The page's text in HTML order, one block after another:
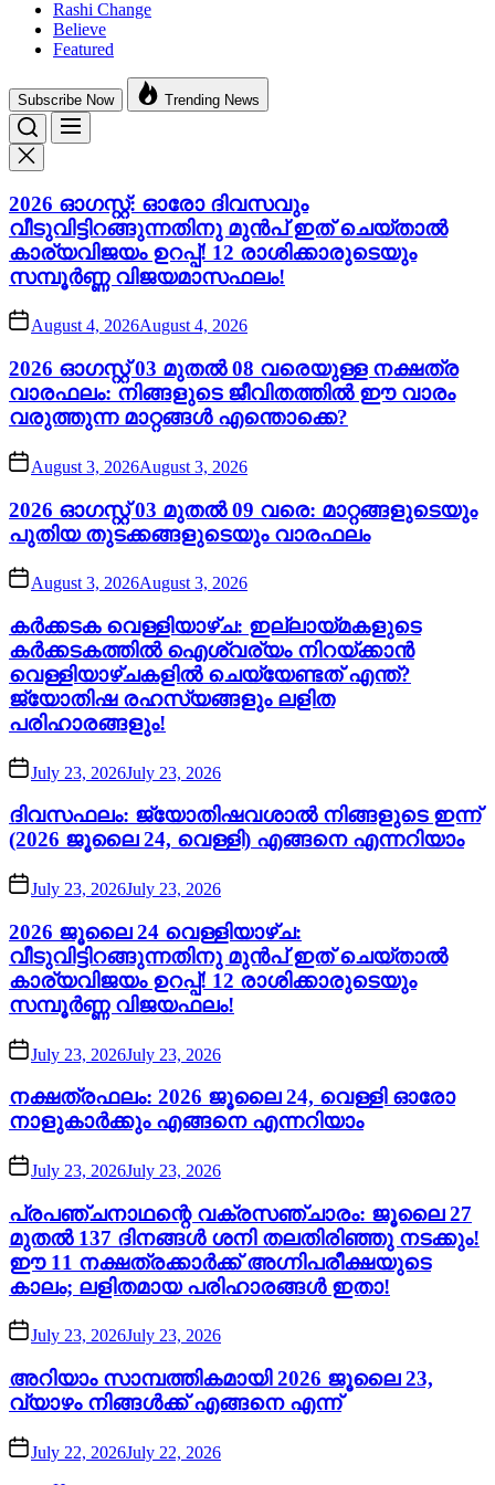
Rashi Change
Believe
Featured
Subscribe Now Trending News
2026 ഓഗസ്റ്റ്: ഓരോ ദിവസവും
വീടുവിട്ടിറങ്ങുന്നതിനു മുൻപ് ഇത് ചെയ്താൽ
കാര്യവിജയം ഉറപ്പ്! 12 രാശിക്കാരുടെയും
സമ്പൂർണ്ണ വിജയമാസഫലം!
August 4, 2026August 4, 2026
2026 ഓഗസ്റ്റ് 03 മുതൽ 08 വരെയുള്ള നക്ഷത്ര
വാരഫലം: നിങ്ങളുടെ ജീവിതത്തിൽ ഈ വാരം
വരുത്തുന്ന മാറ്റങ്ങൾ എന്തൊക്കെ?
August 3, 2026August 3, 2026
2026 ഓഗസ്റ്റ് 03 മുതൽ 09 വരെ: മാറ്റങ്ങളുടെയും
പുതിയ തുടക്കങ്ങളുടെയും വാരഫലം
August 3, 2026August 3, 2026
കർക്കടക വെള്ളിയാഴ്ച: ഇല്ലായ്മകളുടെ
കർക്കടകത്തിൽ ഐശ്വര്യം നിറയ്ക്കാൻ
വെള്ളിയാഴ്ചകളിൽ ചെയ്യേണ്ടത് എന്ത്?
ജ്യോതിഷ രഹസ്യങ്ങളും ലളിത
പരിഹാരങ്ങളും!
July 23, 2026July 23, 2026
ദിവസഫലം: ജ്യോതിഷവശാൽ നിങ്ങളുടെ ഇന്ന്‌
(2026 ജൂലൈ 24, വെള്ളി) എങ്ങനെ എന്നറിയാം
July 23, 2026July 23, 2026
2026 ജൂലൈ 24 വെള്ളിയാഴ്ച:
വീടുവിട്ടിറങ്ങുന്നതിനു മുൻപ് ഇത് ചെയ്താൽ
കാര്യവിജയം ഉറപ്പ്! 12 രാശിക്കാരുടെയും
സമ്പൂർണ്ണ വിജയഫലം!
July 23, 2026July 23, 2026
നക്ഷത്രഫലം: 2026 ജൂലൈ 24, വെള്ളി ഓരോ
നാളുകാർക്കും എങ്ങനെ എന്നറിയാം
July 23, 2026July 23, 2026
പ്രപഞ്ചനാഥന്റെ വക്രസഞ്ചാരം: ജൂലൈ 27
മുതൽ 137 ദിനങ്ങൾ ശനി തലതിരിഞ്ഞു നടക്കും!
ഈ 11 നക്ഷത്രക്കാർക്ക് അഗ്നിപരീക്ഷയുടെ
കാലം; ലളിതമായ പരിഹാരങ്ങൾ ഇതാ!
July 23, 2026July 23, 2026
അറിയാം സാമ്പത്തികമായി 2026 ജൂലൈ 23,
വ്യാഴം നിങ്ങൾക്ക് എങ്ങനെ എന്ന്
July 22, 2026July 22, 2026